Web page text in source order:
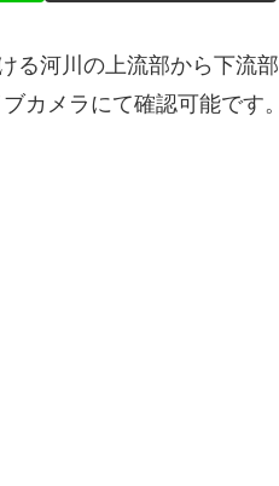
る河川の上流部から下流部
カメラにて確認可能です。